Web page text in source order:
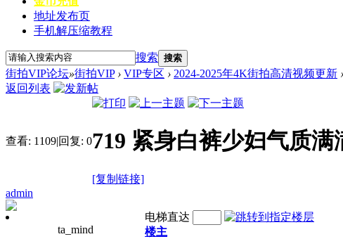
地址发布页
手机解压缩教程
搜索 搜索
街拍VIP论坛»街拍VIP › VIP专区 › 2024-2025年4K街拍高清视频更新 ›
返回列表
查看: 1109|回复: 0719 紧身白裤少妇气质
[复制链接]
admin
ta_mind
电梯直达
楼主